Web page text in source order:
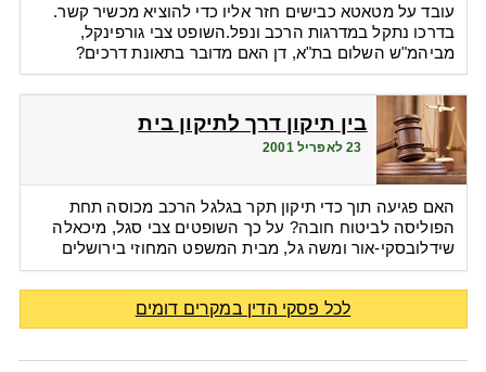
עובד על מטאטא כבישים חזר אליו כדי להוציא מכשיר קשר.
בדרכו נתקל במדרגות הרכב ונפל.השופט צבי גורפינקל,
מביהמ"ש השלום בת"א, דן האם מדובר בתאונת דרכים?
בין תיקון דרך לתיקון בית
23 לאפריל 2001
האם פגיעה תוך כדי תיקון תקר בגלגל הרכב מכוסה תחת
הפוליסה לביטוח חובה? על כך השופטים צבי סגל, מיכאלה
שידלובסקי-אור ומשה גל, מבית המשפט המחוזי בירושלים
לכל פסקי הדין במקרים דומים